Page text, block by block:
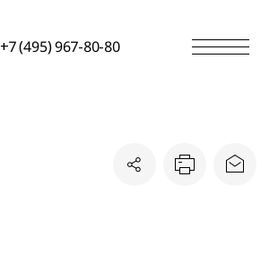
+7 (495) 967-80-80